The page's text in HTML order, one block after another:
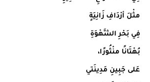
مثْلَ أرْدَافِ زَانِيَةٍ
فِي بَحْرِ الشَّهْوَةِ
بُهْتَانًا منْثُورًا،
عَلى جَبِينِ مَدِينَتي